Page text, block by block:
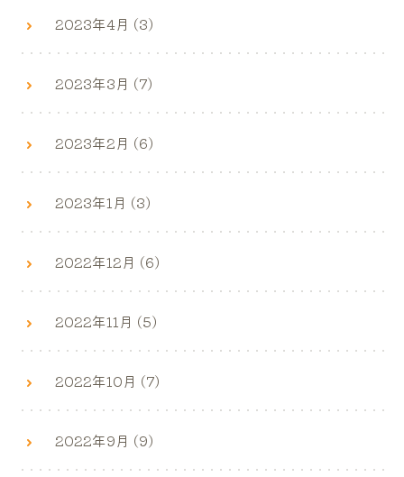
2023年4月 (3)
2023年3月 (7)
2023年2月 (6)
2023年1月 (3)
2022年12月 (6)
2022年11月 (5)
2022年10月 (7)
2022年9月 (9)